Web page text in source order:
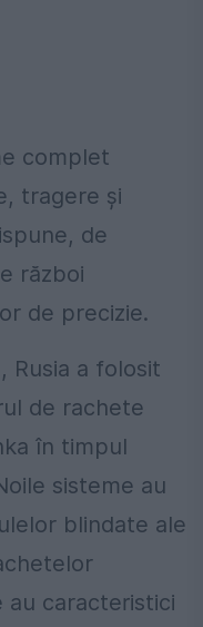
complet
tragere și
de
război
de precizie.
, Rusia a folosit
de rachete
în timpul
sisteme au
blindate ale
au caracteristici